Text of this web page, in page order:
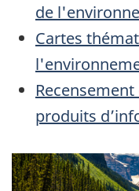
de
Cartes
produits